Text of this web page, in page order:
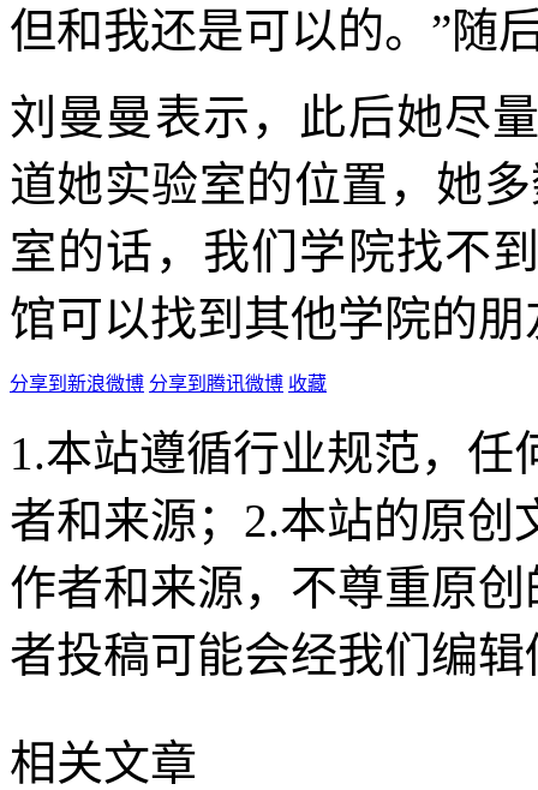
但和我还是可以的。”随
刘曼曼表示，此后她尽
道她实验室的位置，她
室的话，我们学院找不
馆可以找到其他学院的
分享到新浪微博 分享到腾讯微博 收藏
1.本站遵循行业规范，
者和来源；2.本站的原
作者和来源，不尊重原
者投稿可能会经我们编
相关文章